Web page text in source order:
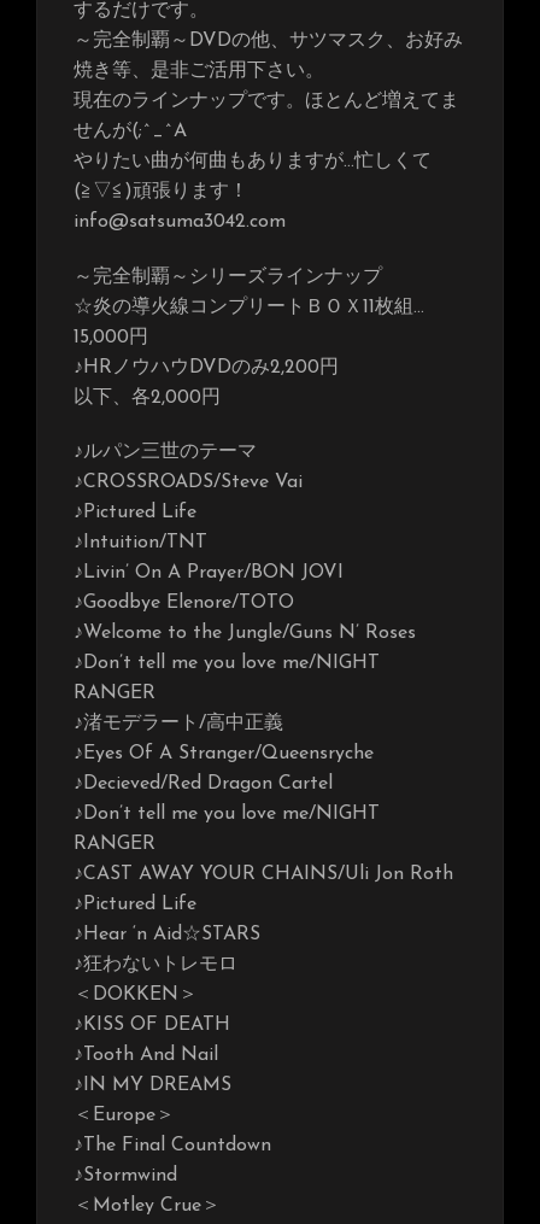
するだけです。
～完全制覇～DVDの他、サツマスク、お好み
焼き等、是非ご活用下さい。
現在のラインナップです。ほとんど増えてま
せんが(;^_^A
やりたい曲が何曲もありますが…忙しくて
(≧▽≦)頑張ります！
info@satsuma3042.com
～完全制覇～シリーズラインナップ
☆炎の導火線コンプリートＢＯＸ11枚組…
15,000円
♪HRノウハウDVDのみ2,200円
以下、各2,000円
♪ルパン三世のテーマ
♪CROSSROADS/Steve Vai
♪Pictured Life
♪Intuition/TNT
♪Livin’ On A Prayer/BON JOVI
♪Goodbye Elenore/TOTO
♪Welcome to the Jungle/Guns N’ Roses
♪Don’t tell me you love me/NIGHT
RANGER
♪渚モデラート/高中正義
♪Eyes Of A Stranger/Queensryche
♪Decieved/Red Dragon Cartel
♪Don’t tell me you love me/NIGHT
RANGER
♪CAST AWAY YOUR CHAINS/Uli Jon Roth
♪Pictured Life
♪Hear ‘n Aid☆STARS
♪狂わないトレモロ
＜DOKKEN＞
♪KISS OF DEATH
♪Tooth And Nail
♪IN MY DREAMS
＜Europe＞
♪The Final Countdown
♪Stormwind
＜Motley Crue＞